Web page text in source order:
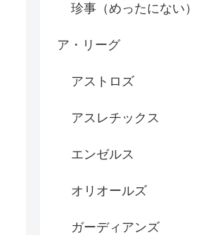
珍事（めったにない）
ア・リーグ
アストロズ
アスレチックス
エンゼルス
オリオールズ
ガーディアンズ